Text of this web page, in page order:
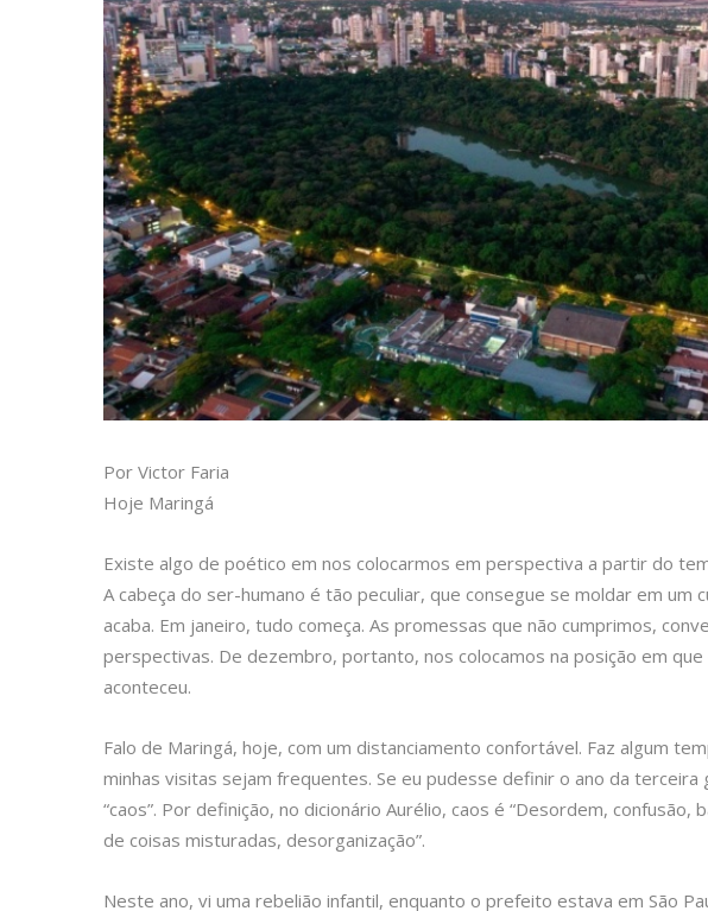
Por Victor Faria
Hoje Maringá
Existe algo de poético em nos colocarmos em perspectiva a partir do
A cabeça do ser-humano é tão peculiar, que consegue se moldar em
acaba. Em janeiro, tudo começa. As promessas que não cumprimos,
perspectivas. De dezembro, portanto, nos colocamos na posição em
aconteceu.
Falo de Maringá, hoje, com um distanciamento confortável. Faz algum
minhas visitas sejam frequentes. Se eu pudesse definir o ano da
“caos”. Por definição, no dicionário Aurélio, caos é “Desordem,
de coisas misturadas, desorganização”.
Neste ano, vi uma rebelião infantil, enquanto o prefeito estava em São